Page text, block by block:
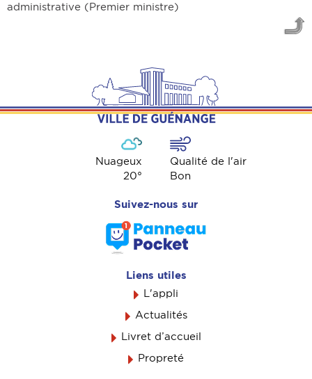
administrative (Premier ministre)
Nuageux
20°
Qualité de l'air
Bon
Suivez-nous sur
Liens utiles
L'appli
Actualités
Livret d’accueil
Propreté